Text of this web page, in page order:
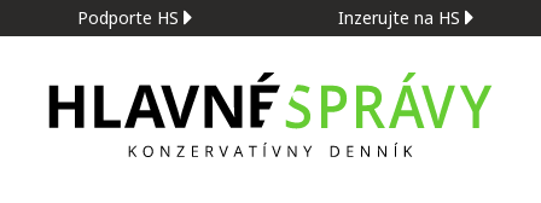
Podporte HS Inzerujte na HS